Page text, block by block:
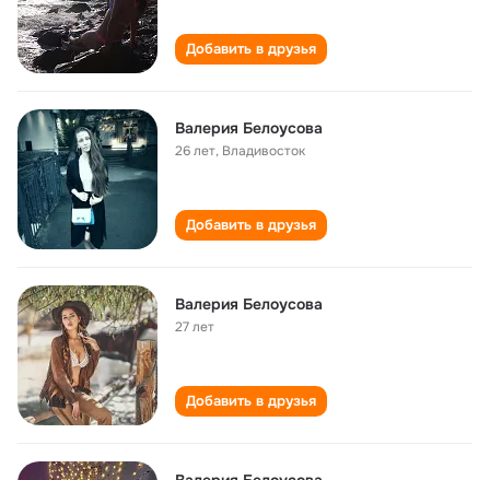
Добавить в друзья
Валерия Белоусова
26 лет, Владивосток
Добавить в друзья
Валерия Белоусова
27 лет
Добавить в друзья